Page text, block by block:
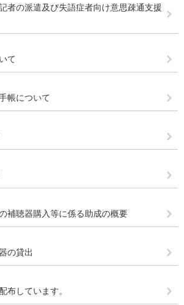
者の派遣及び失語症者向け意思疎通支援
て
帳について
補聴器購入等に係る助成の概要
の貸出
布しています。